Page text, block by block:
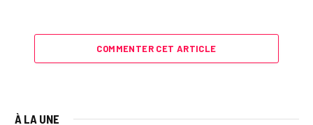
COMMENTER CET ARTICLE
À LA UNE